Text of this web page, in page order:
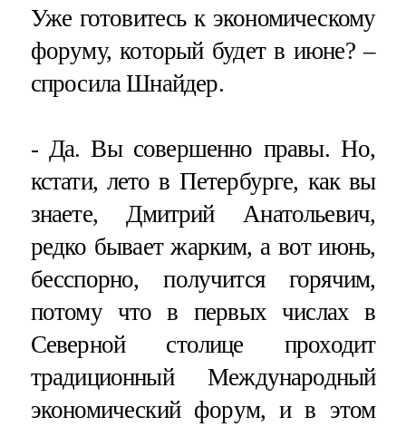
Уже готовитесь к экономическому
форуму, который будет в июне? –
спросила Шнайдер.
- Да. Вы совершенно правы. Но,
кстати, лето в Петербурге, как вы
знаете, Дмитрий Анатольевич,
редко бывает жарким, а вот июнь,
бесспорно, получится горячим,
потому что в первых числах в
Северной столице проходит
традиционный Международный
экономический форум, и в этом